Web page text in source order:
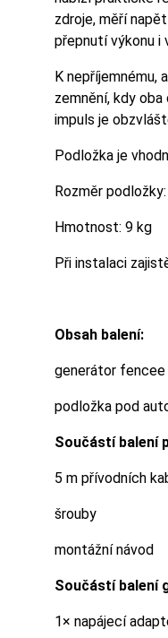
zdroje, měří
přepnutí výkonu i
K nepříjemnému,
zemnění, kdy
impuls je
Podložka je
Rozměr
Hmotnost: 9 kg
Při instalaci
Obsah balení:
generátor fencee
podložka pod
Součástí balení
5 m přívodních
šrouby
montážní návod
Součástí balení
1× napájecí